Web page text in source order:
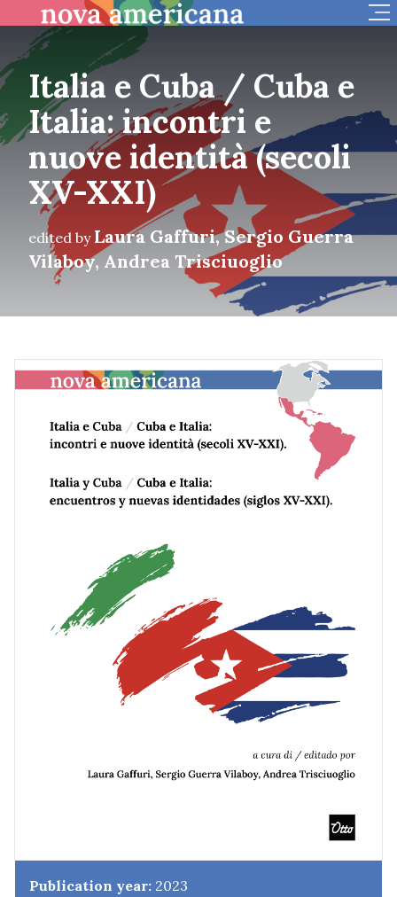
Italia e Cuba / Cuba e
Italia: incontri e
nuove identità (secoli
XV-XXI)
edited by Laura Gaffuri, Sergio Guerra
Vilaboy, Andrea Trisciuoglio
Publication year: 2023